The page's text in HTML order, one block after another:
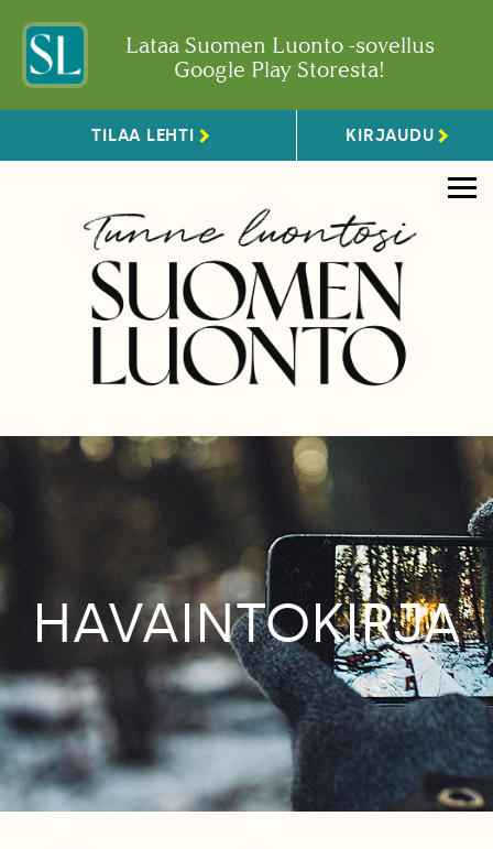
Lataa Suomen Luonto -sovellus
Google Play Storesta!
TILAA LEHTI KIRJAUDU
HAVAINTOKIRJA